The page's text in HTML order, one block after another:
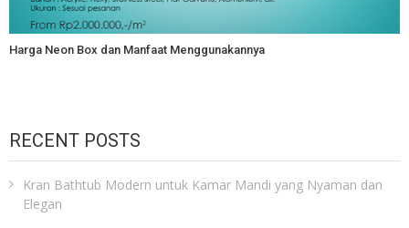
Harga Neon Box dan Manfaat Menggunakannya
RECENT POSTS
Kran Bathtub Modern untuk Kamar Mandi yang Nyaman dan
Elegan